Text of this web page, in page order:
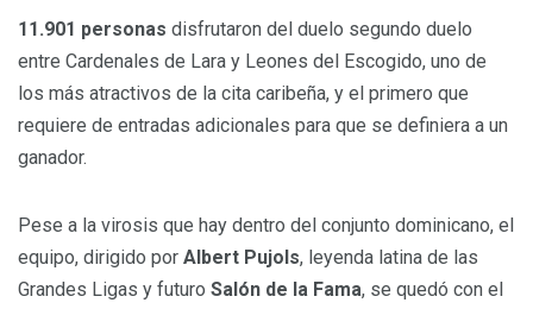
11.901 personas disfrutaron del duelo segundo duelo
entre Cardenales de Lara y Leones del Escogido, uno de
los más atractivos de la cita caribeña, y el primero que
requiere de entradas adicionales para que se definiera a un
ganador.
Pese a la virosis que hay dentro del conjunto dominicano, el
equipo, dirigido por Albert Pujols, leyenda latina de las
Grandes Ligas y futuro Salón de la Fama, se quedó con el